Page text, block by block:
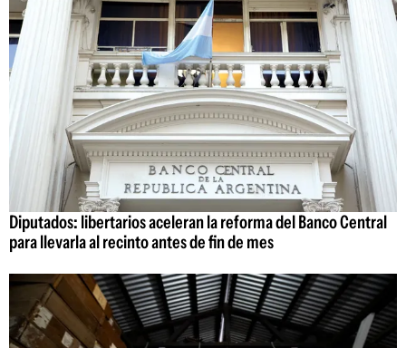
Diputados: libertarios aceleran la reforma del Banco Central
para llevarla al recinto antes de fin de mes